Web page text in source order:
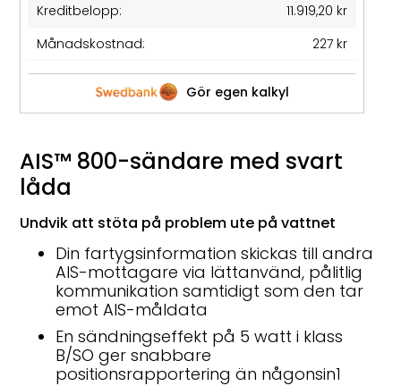
Kreditbelopp:
11.919,20 kr
Månadskostnad:
227 kr
Gör egen kalkyl
AIS™ 800-sändare med svart
låda
Undvik att stöta på problem ute på vattnet
Din fartygsinformation skickas till andra
AIS-mottagare via lättanvänd, pålitlig
kommunikation samtidigt som den tar
emot AIS-måldata
En sändningseffekt på 5 watt i klass
B/SO ger snabbare
positionsrapportering än någonsin1